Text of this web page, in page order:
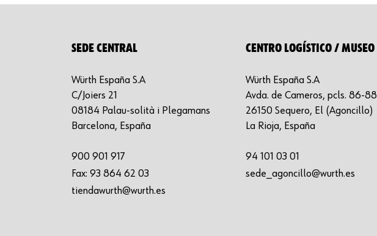
SEDE CENTRAL
Würth España S.A
C/Joiers 21
08184 Palau-solità i Plegamans
Barcelona, España
900 901 917
Fax: 93 864 62 03
tiendawurth@wurth.es
CENTRO LOGÍSTICO / MUSEO
Würth España S.A
Avda. de Cameros, pcls. 86-88
26150 Sequero, El (Agoncillo)
La Rioja, España
94 101 03 01
sede_agoncillo@wurth.es